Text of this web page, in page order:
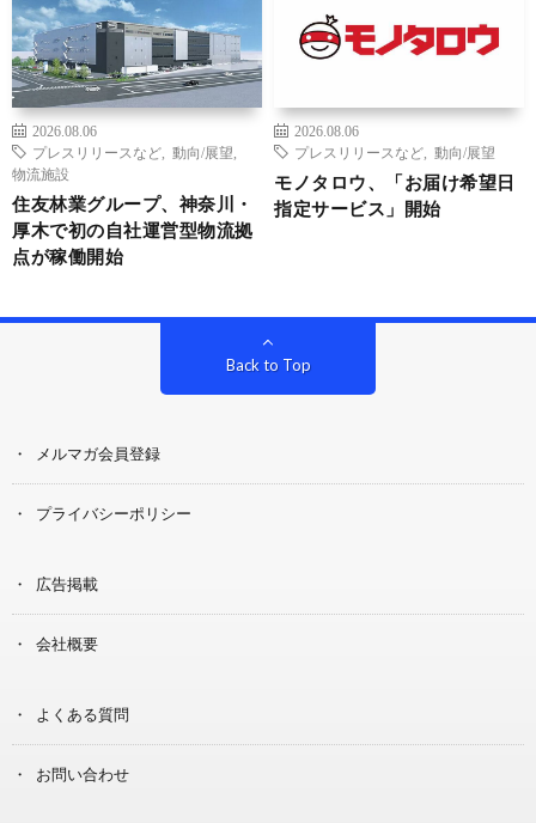
2026.08.06
プレスリリースなど
動向/展望
物流施設
住友林業グループ、神奈川・
厚木で初の自社運営型物流拠
点が稼働開始
2026.08.06
プレスリリースなど
動向/展望
モノタロウ、「お届け希望日
指定サービス」開始
Back to Top
メルマガ会員登録
プライバシーポリシー
広告掲載
会社概要
よくある質問
お問い合わせ